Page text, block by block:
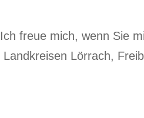
Ich freue mich, wenn Sie
Landkreisen Lörrach,